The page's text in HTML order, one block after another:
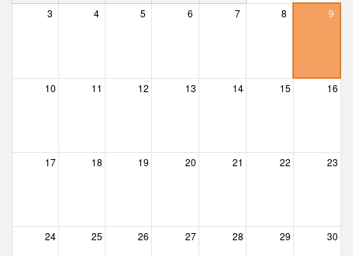
Csobánka
Délegyháza
Dunabogdány
3 4 5 6 7 8 9
10 11 12 13 14 15 16
17 18 19 20 21 22 23
24 25 26 27 28 29 30
– 01 előtt